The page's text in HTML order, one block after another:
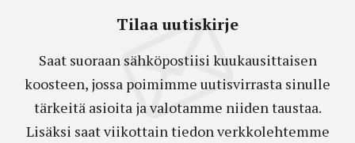
Tilaa uutiskirje
Saat suoraan sähköpostiisi kuukausittaisen
koosteen, jossa poimimme uutisvirrasta sinulle
tärkeitä asioita ja valotamme niiden taustaa.
Lisäksi saat viikottain tiedon verkkolehtemme